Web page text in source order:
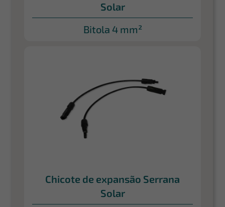
Solar
Bitola 4 mm²
Chicote de expansão Serrana
Solar